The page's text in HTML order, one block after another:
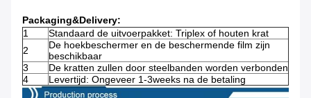
Packaging&Delivery:
1
Standaard de uitvoerpakket: Triplex of houten krat
2
De hoekbeschermer en de beschermende film zijn
beschikbaar
3
De kratten zullen door steelbanden worden verbonden
4
Levertijd: Ongeveer 1-3weeks na de betaling